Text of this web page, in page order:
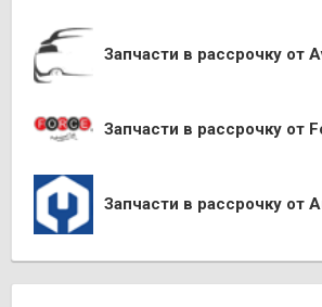
Запчасти в рассрочку от
Запчасти в рассрочку от
Запчасти в рассрочку от